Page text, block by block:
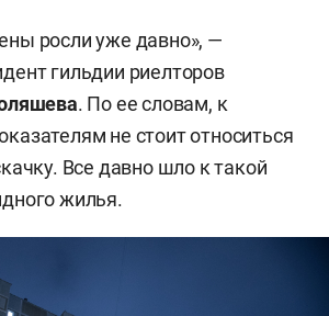
росли уже давно», —
гильдии риелторов
. По ее словам, к
не стоит относиться
Все давно шло к такой
жилья.